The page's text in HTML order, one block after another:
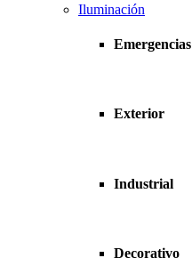
Iluminación
Emergencias
Exterior
Industrial
Decorativo